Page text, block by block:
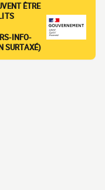
ÊTRE
INFO-
SURTAXÉ)